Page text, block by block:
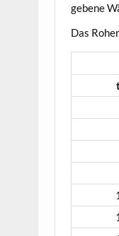
ge­be­ne
Das